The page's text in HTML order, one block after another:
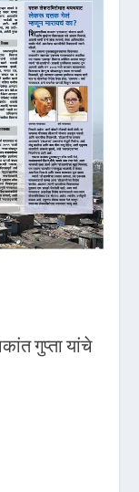
गुप्ता यांचे